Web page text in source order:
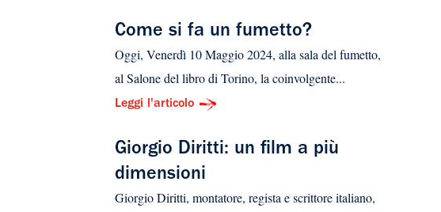
Come si fa un fumetto?
Oggi, Venerdì 10 Maggio 2024, alla sala del fumetto,
al Salone del libro di Torino, la coinvolgente...
Leggi l'articolo
Giorgio Diritti: un film a più
dimensioni
Giorgio Diritti, montatore, regista e scrittore italiano,